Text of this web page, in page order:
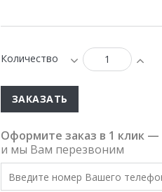
Количество
ЗАКАЗАТЬ
Оформите заказ в 1 клик —
и мы Вам перезвоним